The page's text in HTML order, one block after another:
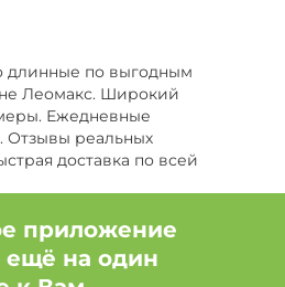
Демисезон, Длина макси
макси
Длина миди
42-44, Сезон Зима
длинные по выгодным
Леомакс. Широкий
Ежедневные
Отзывы реальных
доставка по всей
приложение
на один